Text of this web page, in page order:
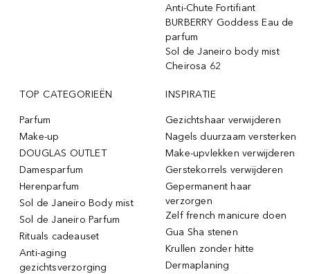
Anti-Chute Fortifiant
BURBERRY Goddess Eau de
parfum
Sol de Janeiro body mist
Cheirosa 62
TOP CATEGORIEËN
Parfum
Make-up
DOUGLAS OUTLET
Damesparfum
Herenparfum
Sol de Janeiro Body mist
Sol de Janeiro Parfum
Rituals cadeauset
Anti-aging
gezichtsverzorging
INSPIRATIE
Gezichtshaar verwijderen
Nagels duurzaam versterken
Make-upvlekken verwijderen
Gerstekorrels verwijderen
Gepermanent haar
verzorgen
Zelf french manicure doen
Gua Sha stenen
Krullen zonder hitte
Dermaplaning